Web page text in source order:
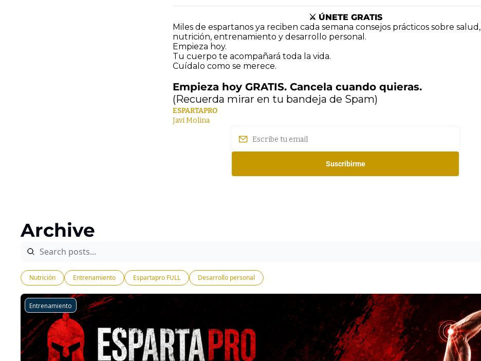
⚔️ ÚNETE GRATIS
Miles de espartanos ya reciben cada semana consejos prácticos sobre salud,
nutrición, entrenamiento y desarrollo personal.
Empieza hoy.
Tu cuerpo te acompañará toda la vida.
Cuídalo como se merece.
Empieza hoy GRATIS. Cancela cuando quieras.
(Recuerda mirar en tu bandeja de Spam)
ESPARTAPRO
Javi Molina
Suscribirme
Archive
Nutrición Entrenamiento Espartapro FULL Desarrollo personal
Entrenamiento